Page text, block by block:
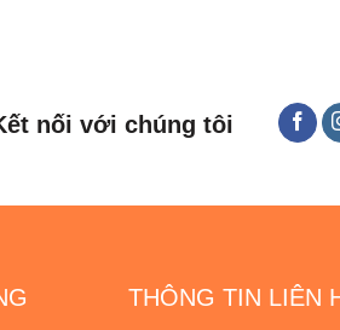
nối với chúng tôi
THÔNG TIN LIÊN